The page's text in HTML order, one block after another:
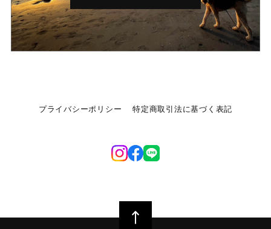
プライバシーポリシー 特定商取引法に基づく表記